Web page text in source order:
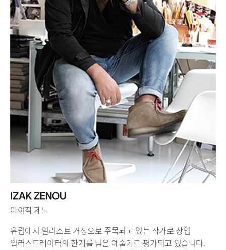
IZAK ZENOU
아이작 제노
유럽에서 일러스트 거장으로 주목되고 있는 작가로 상업
일러스트레이터의 한계를 넘은 예술가로 평가되고 있습니다.